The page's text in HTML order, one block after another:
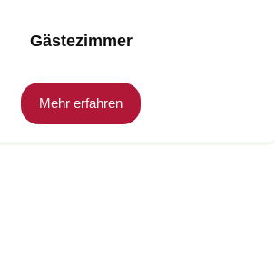
Gästezimmer
Mehr erfahren